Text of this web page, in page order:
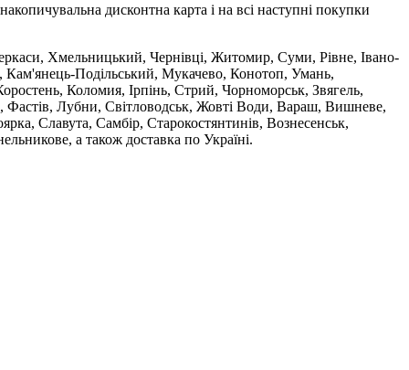
дисконтна карта і на всі наступні покупки
Хмельницький, Чернівці, Житомир, Суми, Рівне, Івано-
Подільський, Мукачево, Конотоп, Умань,
Коломия, Ірпінь, Стрий, Чорноморськ, Звягель,
Фастів, Лубни, Світловодськ, Жовті Води, Вараш, Вишневе,
Славута, Самбір, Старокостянтинів, Вознесенськ,
а також доставка по Україні.